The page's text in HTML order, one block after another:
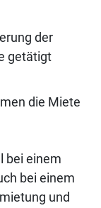
der
getätigt
die Miete
bei einem
bei einem
und